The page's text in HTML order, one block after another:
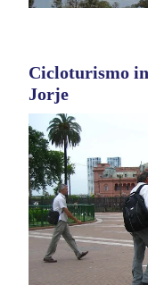
Cicloturismo
Jorje